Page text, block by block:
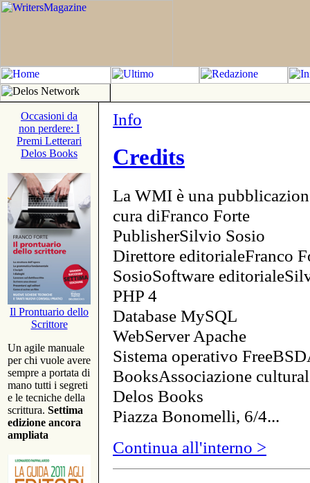
Occasioni da
non perdere: I
Premi Letterari
Delos Books
Il Prontuario dello
Scrittore
Un agile manuale
per chi vuole avere
sempre a portata di
mano tutti i segreti
e le tecniche della
scrittura. Settima
edizione ancora
ampliata
Info
Credits
La WMI è una
cura diFranco Forte
PublisherSilvio Sosio
Direttore editorialeFranco
SosioSoftware
PHP 4
Database MySQL
WebServer Apache
Sistema operativo
BooksAssociazione
Delos Books
Piazza Bonomelli, 6/4...
Continua all'interno >